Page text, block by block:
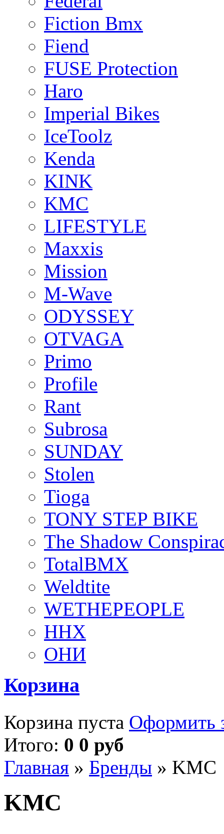
Fiction Bmx
Fiend
FUSE Protection
Haro
Imperial Bikes
IceToolz
Kenda
KINK
KMC
LIFESTYLE
Maxxis
Mission
M-Wave
ODYSSEY
OTVAGA
Primo
Profile
Rant
Subrosa
SUNDAY
Stolen
Tioga
TONY STEP BIKE
The Shadow
TotalBMX
Weldtite
WETHEPEOPLE
ННХ
ОНИ
Корзина
Корзина пуста Оформить
Итого: 0 0 руб
Главная » Бренды » KMC
KMC